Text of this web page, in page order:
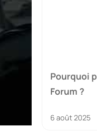
Pourquoi
Forum ?
6 août 2025